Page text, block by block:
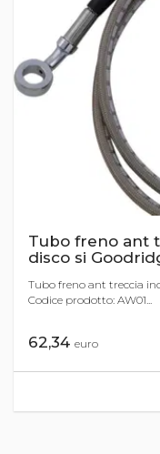
Tubo freno ant
disco si
Tubo freno ant treccia
Codice prodotto: AW01...
62,34 euro